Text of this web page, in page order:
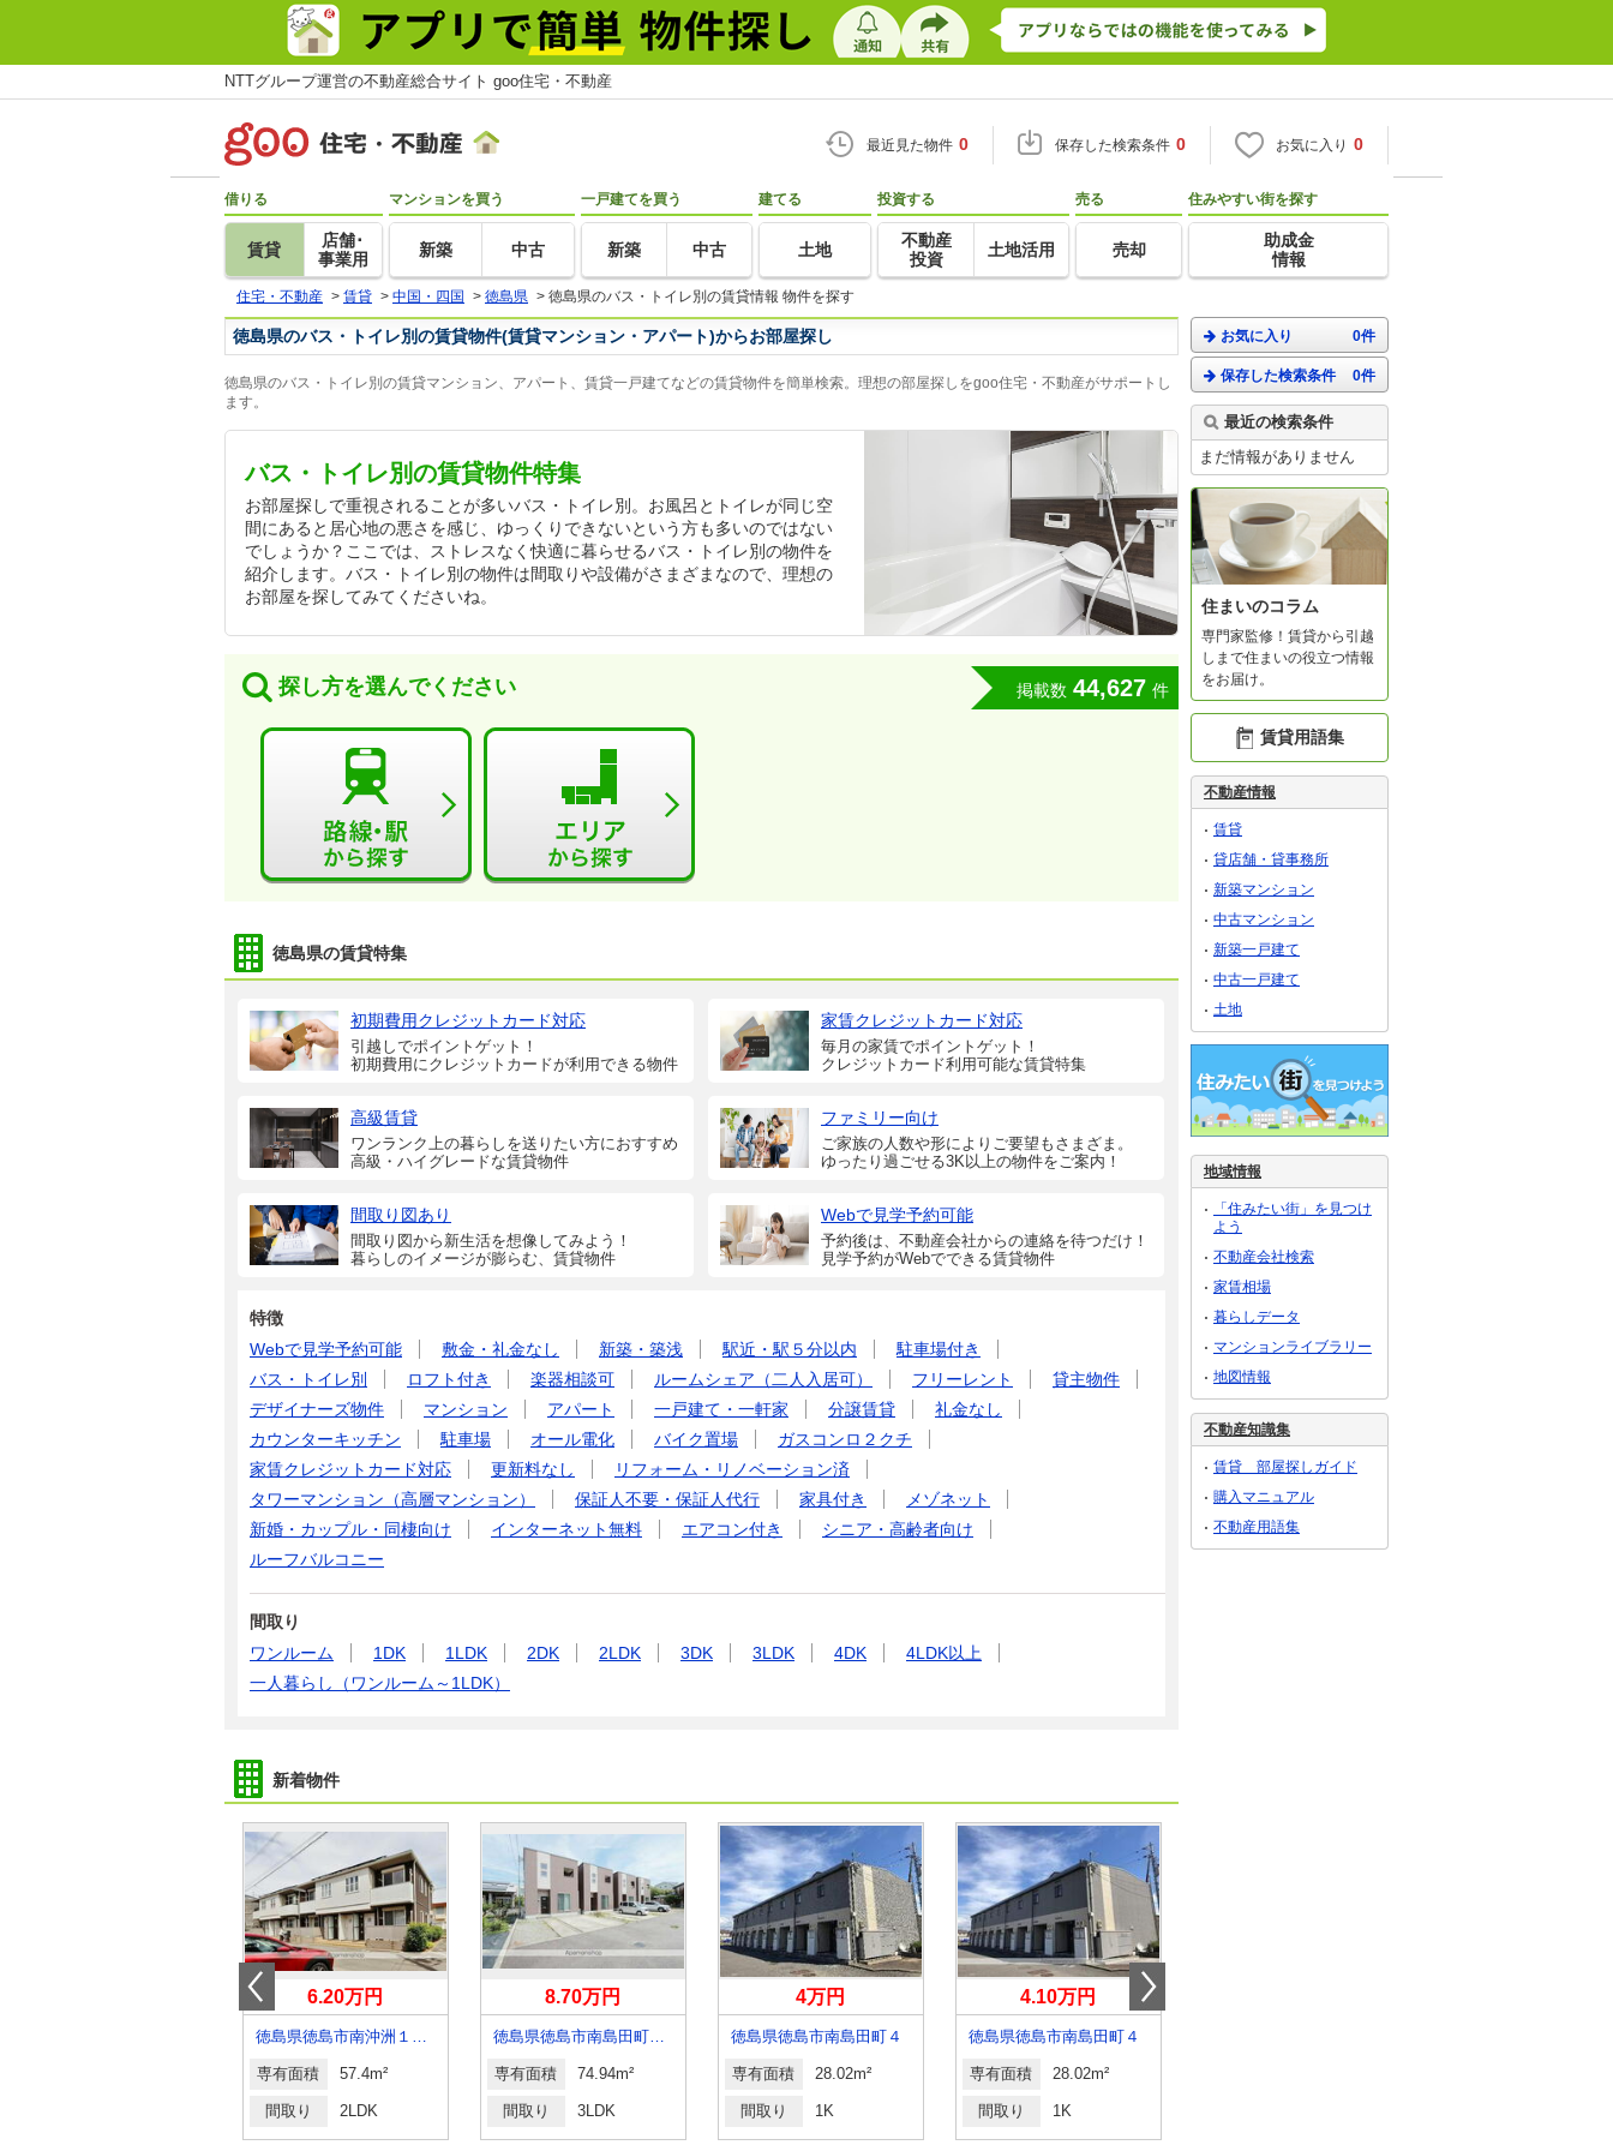
NTTグループ運営の不動産総合サイト goo住宅・不動産
最近見た物件 0 保存した検索条件 0 お気に入り 0
借りる
賃貸
店舗･
事業用
マンションを買う
新築 中古
一戸建てを買う
新築 中古
建てる
土地
投資する
不動産
投資
土地活用
売る
売却
住みやすい街を探す
助成金
情報
住宅・不動産 > 賃貸 > 中国・四国 > 徳島県 > 徳島県のバス・トイレ別の賃貸情報 物件を探す
徳島県のバス・トイレ別の賃貸物件(賃貸マンション・アパート)からお部屋探し
徳島県のバス・トイレ別の賃貸マンション、アパート、賃貸一戸建てなどの賃貸物件を簡単検索。理想の部屋探しをgoo住宅・不動産がサポートし
ます。
バス・トイレ別の賃貸物件特集
お部屋探しで重視されることが多いバス・トイレ別。お風呂とトイレが同じ空
間にあると居心地の悪さを感じ、ゆっくりできないという方も多いのではない
でしょうか？ここでは、ストレスなく快適に暮らせるバス・トイレ別の物件を
紹介します。バス・トイレ別の物件は間取りや設備がさまざまなので、理想の
お部屋を探してみてくださいね。
探し方を選んでください 掲載数 44,627 件
徳島県の賃貸特集
初期費用クレジットカード対応
引越しでポイントゲット！
初期費用にクレジットカードが利用できる物件
家賃クレジットカード対応
毎月の家賃でポイントゲット！
クレジットカード利用可能な賃貸特集
高級賃貸
ワンランク上の暮らしを送りたい方におすすめ
高級・ハイグレードな賃貸物件
ファミリー向け
ご家族の人数や形によりご要望もさまざま。
ゆったり過ごせる3K以上の物件をご案内！
間取り図あり
間取り図から新生活を想像してみよう！
暮らしのイメージが膨らむ、賃貸物件
Webで見学予約可能
予約後は、不動産会社からの連絡を待つだけ！
見学予約がWebでできる賃貸物件
特徴
Webで見学予約可能
敷金・礼金なし 新築・築浅 駅近・駅５分以内
駐車場付き
バス・トイレ別
ロフト付き 楽器相談可 ルームシェア（二人入居可） フリーレント
貸主物件
デザイナーズ物件
マンション アパート 一戸建て・一軒家 分譲賃貸
礼金なし
カウンターキッチン
駐車場 オール電化 バイク置場
ガスコンロ２クチ
家賃クレジットカード対応
更新料なし
リフォーム・リノベーション済
タワーマンション（高層マンション）
保証人不要・保証人代行 家具付き
メゾネット
新婚・カップル・同棲向け
インターネット無料 エアコン付き
シニア・高齢者向け
ルーフバルコニー
間取り
ワンルーム
1DK 1LDK 2DK 2LDK 3DK 3LDK 4DK
4LDK以上
一人暮らし（ワンルーム～1LDK）
新着物件
6.20万円
徳島県徳島市南沖洲１丁目
専有面積 57.4m²
間取り 2LDK
8.70万円
徳島県徳島市南島田町２丁目
専有面積 74.94m²
間取り 3LDK
4万円
徳島県徳島市南島田町４
専有面積 28.02m²
間取り 1K
4.10万円
徳島県徳島市南島田町４
専有面積 28.02m²
間取り 1K
お気に入り 0件
保存した検索条件 0件
最近の検索条件
まだ情報がありません
住まいのコラム
専門家監修！賃貸から引越
しまで住まいの役立つ情報
をお届け。
賃貸用語集
不動産情報
賃貸
貸店舗・貸事務所
新築マンション
中古マンション
新築一戸建て
中古一戸建て
土地
地域情報
「住みたい街」を見つけ
よう
不動産会社検索
家賃相場
暮らしデータ
マンションライブラリー
地図情報
不動産知識集
賃貸 部屋探しガイド
購入マニュアル
不動産用語集